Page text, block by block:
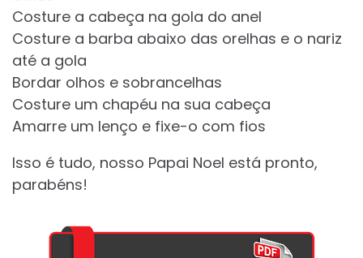
Costure a cabeça na gola do anel
Costure a barba abaixo das orelhas e o nariz
até a gola
Bordar olhos e sobrancelhas
Costure um chapéu na sua cabeça
Amarre um lenço e fixe-o com fios
Isso é tudo, nosso Papai Noel está pronto,
parabéns!